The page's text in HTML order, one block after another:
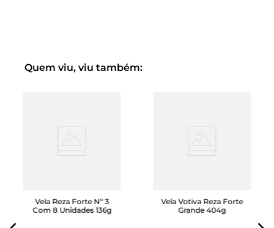
Quem viu, viu também:
Vela Reza Forte Nº 3
Com 8 Unidades 136g
Vela Votiva Reza Forte
Grande 404g